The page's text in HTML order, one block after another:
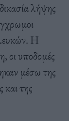
λήψης
Η
οι υποδομές
μέσω της
και της